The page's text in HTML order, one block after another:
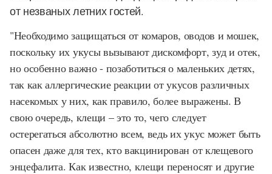
от незваных летних гостей.
"Необходимо защищаться от комаров, оводов и мошек,
поскольку их укусы вызывают дискомфорт, зуд и отек,
но особенно важно - позаботиться о маленьких детях,
так как аллергические реакции от укусов различных
насекомых у них, как правило, более выражены. В
свою очередь, клещи – это то, чего следует
остерегаться абсолютно всем, ведь их укус может быть
опасен даже для тех, кто вакцинирован от клещевого
энцефалита. Как известно, клещи переносят и другие